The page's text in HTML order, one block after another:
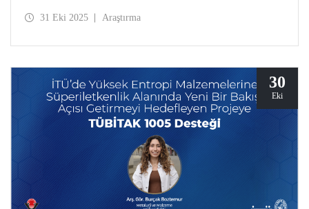
Geliştirilmesi” başlıklı proje, Araştırma Üniversitesi Destek
31 Eki 2025 Araştırma
30
Eki